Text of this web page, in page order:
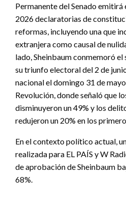
Permanente del Senado emitirá
2026 declaratorias de
reformas, incluyendo una que
extranjera como causal de
lado, Sheinbaum conmemoró
su triunfo electoral del 2 de
nacional el domingo 31 de
Revolución, donde señaló que
disminuyeron un 49% y los
redujeron un 20% en los
En el contexto político actual,
realizada para EL PAÍS y W
de aprobación de Sheinbaum
68%.